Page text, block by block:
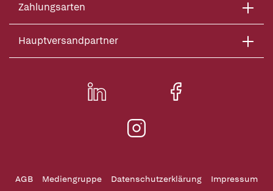
Zahlungsarten
Hauptversandpartner
AGB Mediengruppe Datenschutzerklärung
Impressum